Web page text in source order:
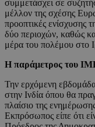
συμμετάσχει σε
μέλλον της σχέσης
προοπτικές ενίσχυσης
δύο περιοχών, καθώς
μέρα του πολέμου στο
Η παράμετρος του
Την ερχόμενη
στην Ινδία όπου θα
πλαίσιο της
Εκπρόσωπος είπε ότι